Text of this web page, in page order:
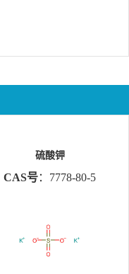
硫酸钾
CAS号：7778-80-5